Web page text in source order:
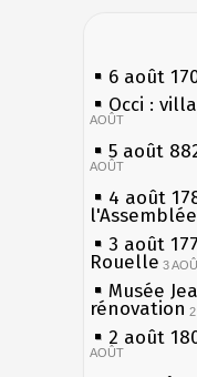
6 août
Occi :
AOÛT
5 août
AOÛT
4 août
3 août
Rouelle 3
Musée
rénovation
2 août
AOÛT